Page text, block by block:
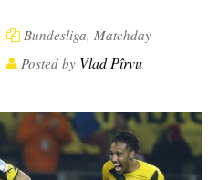
Bundesliga, Matchday
Posted by Vlad Pîrvu